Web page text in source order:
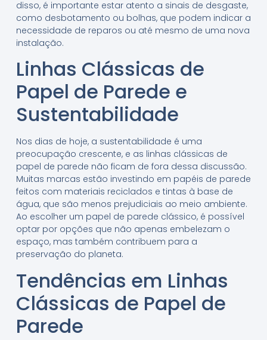
disso, é importante estar atento a sinais de desgaste,
como desbotamento ou bolhas, que podem indicar a
necessidade de reparos ou até mesmo de uma nova
instalação.
Linhas Clássicas de
Papel de Parede e
Sustentabilidade
Nos dias de hoje, a sustentabilidade é uma
preocupação crescente, e as linhas clássicas de
papel de parede não ficam de fora dessa discussão.
Muitas marcas estão investindo em papéis de parede
feitos com materiais reciclados e tintas à base de
água, que são menos prejudiciais ao meio ambiente.
Ao escolher um papel de parede clássico, é possível
optar por opções que não apenas embelezam o
espaço, mas também contribuem para a
preservação do planeta.
Tendências em Linhas
Clássicas de Papel de
Parede